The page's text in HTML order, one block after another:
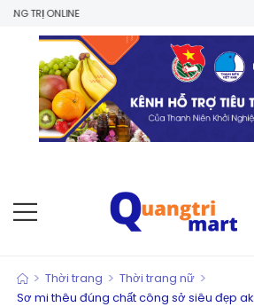
> Thời trang > Thời trang nữ >
Sơ mi thêu đúng chất công sở siêu đẹp ak